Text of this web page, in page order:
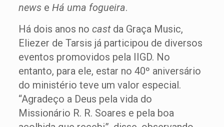
news e Há uma fogueira.
Há dois anos no castda Graça Music,
Eliezer de Tarsis já participou de diversos
eventos promovidos pela IIGD. No
entanto, para ele, estar no 40º aniversário
do ministério teve um valor especial.
“Agradeço a Deus pela vida do
Missionário R. R. Soares e pela boa